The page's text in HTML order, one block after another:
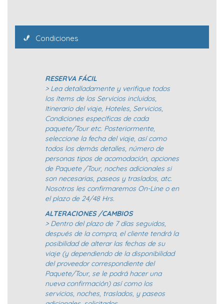
Condiciones
RESERVA FÁCIL
> Lea detalladamente y verifique todos
los ítems de los Servicios incluidos,
Itinerario del viaje, Hoteles, Servicios,
Condiciones específicas de cada
paquete/Tour etc. Posteriormente,
seleccione la fecha del viaje, así como
todos los demás detalles, número de
personas tipos de acomodación, opciones
de Paquete /Tour, noches adicionales si
son necesarias, paseos y traslados, atc.
Nosotros les confirmaremos On-Line o en
el plazo de 24/48 Hrs.
ALTERACIONES /CAMBIOS
> Dentro del plazo de 7 días seguidos,
después de la compra, el cliente tendrá la
posibilidad de alterar las fechas de su
viaje (y dependiendo de la disponibilidad
del proveedor correspondiente del
Paquete/Tour, se le podrá hacer una
nueva confirmación) así como los
servicios, noches, traslados, y paseos